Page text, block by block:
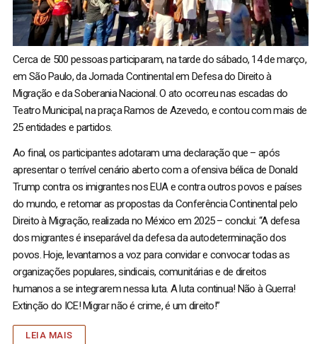
Cerca de 500 pessoas participaram, na tarde do sábado, 14 de março,
em São Paulo, da Jornada Continental em Defesa do Direito à
Migração e da Soberania Nacional. O ato ocorreu nas escadas do
Teatro Municipal, na praça Ramos de Azevedo, e contou com mais de
25 entidades e partidos.
Ao final, os participantes adotaram uma declaração que – após
apresentar o terrível cenário aberto com a ofensiva bélica de Donald
Trump contra os imigrantes nos EUA e contra outros povos e países
do mundo, e retomar as propostas da Conferência Continental pelo
Direito à Migração, realizada no México em 2025 – conclui: “A defesa
dos migrantes é inseparável da defesa da autodeterminação dos
povos. Hoje, levantamos a voz para convidar e convocar todas as
organizações populares, sindicais, comunitárias e de direitos
humanos a se integrarem nessa luta. A luta continua! Não à Guerra!
Extinção do ICE! Migrar não é crime, é um direito!”
LEIA MAIS